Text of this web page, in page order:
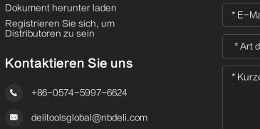
Dokument herunter laden
Registrieren Sie sich, um
Distributoren zu sein
Kontaktieren Sie uns
 +86-0574-5997-6624
 delitoolsglobal@nbdeli.com